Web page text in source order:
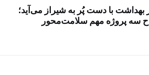
بهداشت با دست پُر به شیراز می‌آید؛
سه پروژه مهم سلامت‌محور